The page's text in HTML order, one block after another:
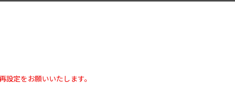
定をお願いいたします。